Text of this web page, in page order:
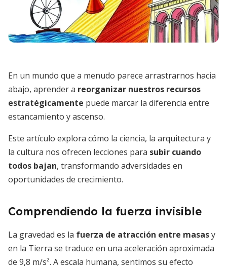
En un mundo que a menudo parece arrastrarnos hacia
abajo, aprender a reorganizar nuestros recursos
estratégicamente puede marcar la diferencia entre
estancamiento y ascenso.
Este artículo explora cómo la ciencia, la arquitectura y
la cultura nos ofrecen lecciones para subir cuando
todos bajan, transformando adversidades en
oportunidades de crecimiento.
Comprendiendo la fuerza invisible
La gravedad es la fuerza de atracción entre masasy
en la Tierra se traduce en una aceleración aproximada
de 9,8 m/s². A escala humana, sentimos su efecto